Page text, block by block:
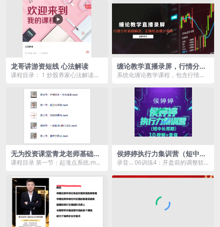
龙哥讲游资短线 心法解读
课程目录： 1 炒股养家心法解读，
读，八年...
缠论教学直播录屏，行情分析
答疑解惑，实操机会提示讲解
系统化缠论教学课程，包含行情分
解。通过直播录屏回放...
无为投资课堂青龙老师基础课
程 牛股起涨实战营
课程目录 第一节：起涨点系统.mp4
均线骑...
侯婷婷执行力集训营（短中长
周期）10视频+录音
录音… 06训练4：开盘前的调整软
国职业交...